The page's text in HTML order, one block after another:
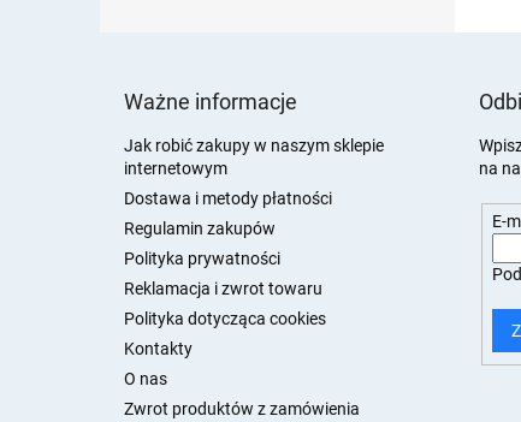
Ważne informacje
Jak robić zakupy w naszym sklepie
internetowym
Dostawa i metody płatności
Regulamin zakupów
Polityka prywatności
Reklamacja i zwrot towaru
Polityka dotycząca cookies
Kontakty
O nas
Zwrot produktów z zamówienia
na
E-